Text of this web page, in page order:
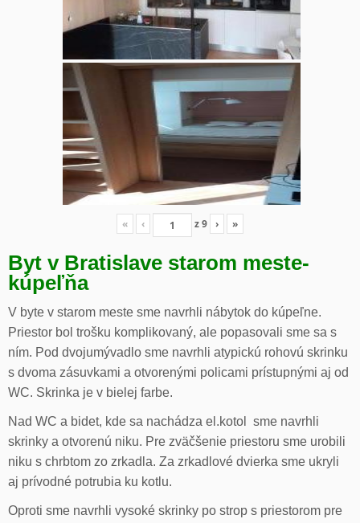
« ‹ z9 › »
Byt v Bratislave starom meste-
kúpeľňa
V byte v starom meste sme navrhli nábytok do kúpeľne.
Priestor bol trošku komplikovaný, ale popasovali sme sa s
ním. Pod dvojumývadlo sme navrhli atypickú rohovú skrinku
s dvoma zásuvkami a otvorenými policami prístupnými aj od
WC. Skrinka je v bielej farbe.
Nad WC a bidet, kde sa nachádza el.kotol sme navrhli
skrinky a otvorenú niku. Pre zväčšenie priestoru sme urobili
niku s chrbtom zo zrkadla. Za zrkadlové dvierka sme ukryli
aj prívodné potrubia ku kotlu.
Oproti sme navrhli vysoké skrinky po strop s priestorom pre